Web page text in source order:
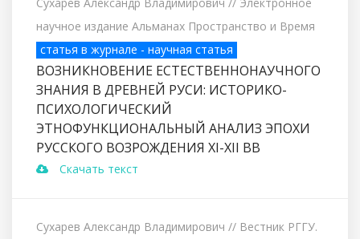
научное издание Альманах Пространство и Время
статья в журнале - научная статья
ВОЗНИКНОВЕНИЕ ЕСТЕСТВЕННОНАУЧНОГО
ЗНАНИЯ В ДРЕВНЕЙ РУСИ: ИСТОРИКО-
ПСИХОЛОГИЧЕСКИЙ
ЭТНОФУНКЦИОНАЛЬНЫЙ АНАЛИЗ ЭПОХИ
РУССКОГО ВОЗРОЖДЕНИЯ XI-XII ВВ
Скачать текст
Сухарев Александр Владимирович // Вестник РГГУ.